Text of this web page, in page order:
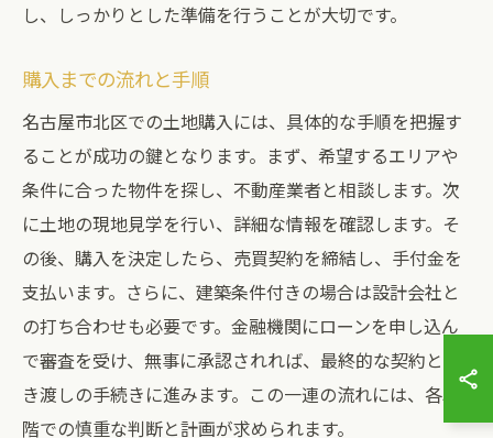
し、しっかりとした準備を行うことが大切です。
購入までの流れと手順
名古屋市北区での土地購入には、具体的な手順を把握す
ることが成功の鍵となります。まず、希望するエリアや
条件に合った物件を探し、不動産業者と相談します。次
に土地の現地見学を行い、詳細な情報を確認します。そ
の後、購入を決定したら、売買契約を締結し、手付金を
支払います。さらに、建築条件付きの場合は設計会社と
の打ち合わせも必要です。金融機関にローンを申し込ん
で審査を受け、無事に承認されれば、最終的な契約と引
き渡しの手続きに進みます。この一連の流れには、各段
階での慎重な判断と計画が求められます。